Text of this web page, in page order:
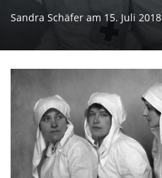
Sandra Schäfer am 15. Juli 2018